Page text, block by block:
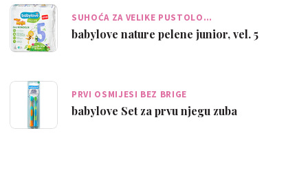
SUHOĆA ZA VELIKE PUSTOLO…
babylove nature pelene junior, vel. 5
PRVI OSMIJESI BEZ BRIGE
babylove Set za prvu njegu zuba